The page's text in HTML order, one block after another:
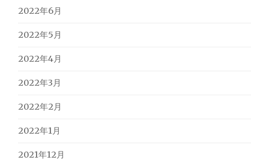
2022年6月
2022年5月
2022年4月
2022年3月
2022年2月
2022年1月
2021年12月